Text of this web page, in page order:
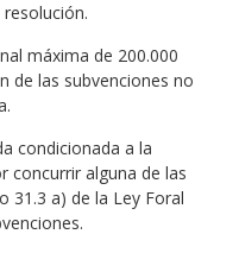
máxima de 200.000
de las subvenciones no
condicionada a la
concurrir alguna de las
31.3 a) de la Ley Foral